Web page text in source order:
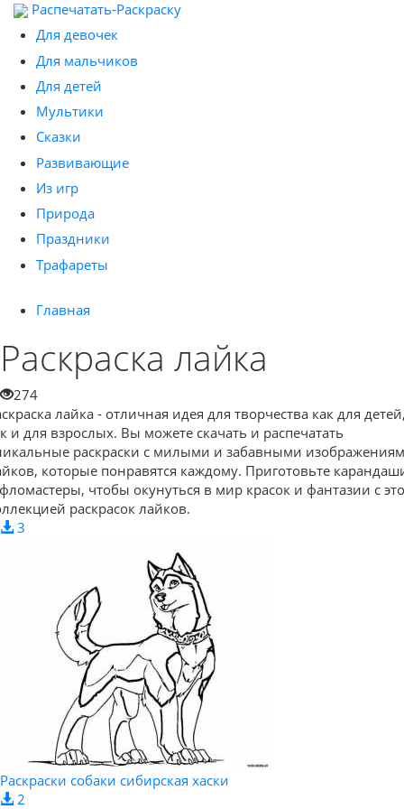
Распечатать-Раскраску
Для девочек
Для мальчиков
Для детей
Мультики
Сказки
Развивающие
Из игр
Природа
Праздники
Трафареты
Главная
Раскраска лайка
274
лайка - отличная идея для творчества как для
и для взрослых. Вы можете скачать и распечатать
раскраски с милыми и забавными
которые понравятся каждому. Приготовьте
чтобы окунуться в мир красок и фантазии с
раскрасок лайков.
3
Раскраски собаки сибирская хаски
2